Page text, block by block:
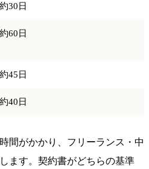
約30日
約60日
約45日
約40日
間がかかり、フリーランス・中
ます。契約書がどちらの基準